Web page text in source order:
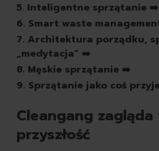
5. Inteligentne sprzątanie ➡️
6. Smart waste
7. Architektura porządku,
„medytacja” ➡️
8. Męskie sprzątanie ➡️
9. Sprzątanie jako coś
Cleangang zagląda
przyszłość